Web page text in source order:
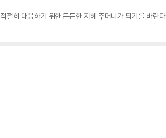
절히 대응하기 위한 든든한 지혜 주머니가 되기를 바란다